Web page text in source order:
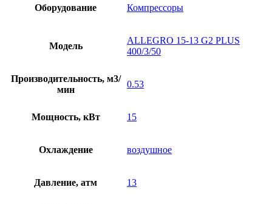
Оборудование Компрессоры
Модель
ALLEGRO 15-13 G2 PLUS
400/3/50
Производительность, м3/
мин
0.53
Мощность, кВт 15
Охлаждение воздушное
Давление, атм 13